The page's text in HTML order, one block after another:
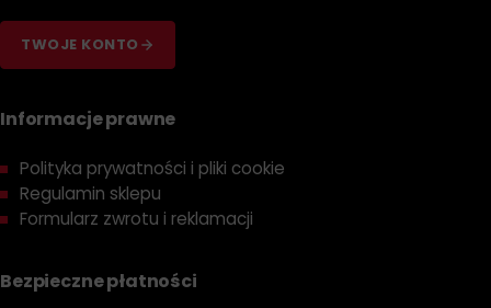
TWOJE KONTO
Informacje prawne
Polityka prywatności i pliki cookie
Regulamin sklepu
Formularz zwrotu i reklamacji
Bezpieczne płatności